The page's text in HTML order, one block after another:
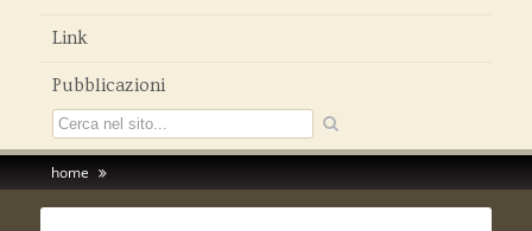
Link
Pubblicazioni
home